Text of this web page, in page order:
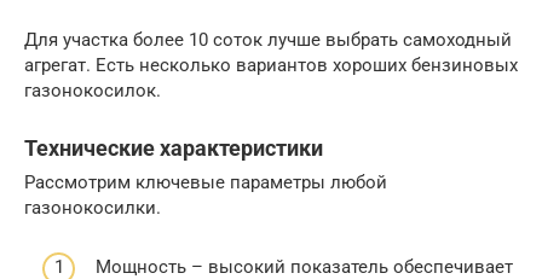
Для участка более 10 соток лучше выбрать самоходный
агрегат. Есть несколько вариантов хороших бензиновых
газонокосилок.
Технические характеристики
Рассмотрим ключевые параметры любой
газонокосилки.
Мощность – высокий показатель обеспечивает